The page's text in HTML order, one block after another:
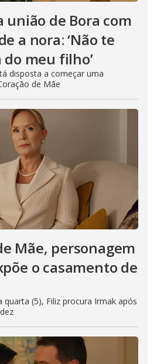
união de Bora com
a nora: ‘Não te
meu filho’
disposta a começar uma
de Mãe
Mãe, personagem
o casamento de
quarta (5), Filiz procura Irmak após